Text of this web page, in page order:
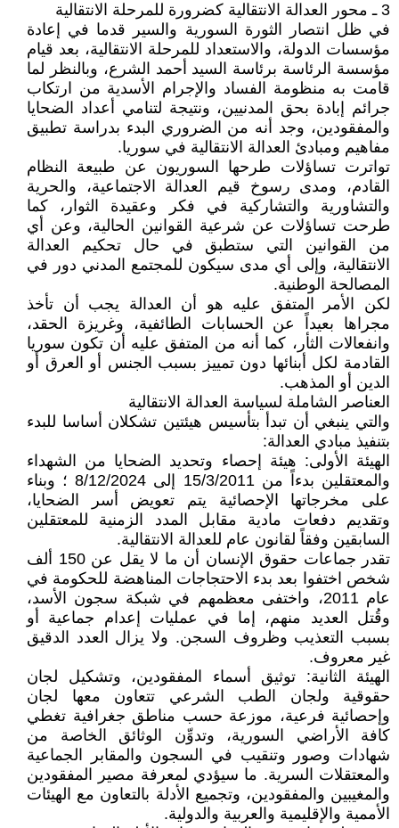
3 ـ محور العدالة الانتقالية كضرورة للمرحلة الانتقالية
في ظل انتصار الثورة السورية والسير قدما في إعادة
مؤسسات الدولة، والاستعداد للمرحلة الانتقالية، بعد قيام
مؤسسة الرئاسة برئاسة السيد أحمد الشرع، وبالنظر لما
قامت به منظومة الفساد والإجرام الأسدية من ارتكاب
جرائم إبادة بحق المدنيين، ونتيجة لتنامي أعداد الضحايا
والمفقودين، وجد أنه من الضروري البدء بدراسة تطبيق
مفاهيم ومبادئ العدالة الانتقالية في سوريا.
تواترت تساؤلات طرحها السوريون عن طبيعة النظام
القادم، ومدى رسوخ قيم العدالة الاجتماعية، والحرية
والتشاورية والتشاركية في فكر وعقيدة الثوار، كما
طرحت تساؤلات عن شرعية القوانين الحالية، وعن أي
من القوانين التي ستطبق في حال تحكيم العدالة
الانتقالية، وإلى أي مدى سيكون للمجتمع المدني دور في
المصالحة الوطنية.
لكن الأمر المتفق عليه هو أن العدالة يجب أن تأخذ
مجراها بعيداً عن الحسابات الطائفية، وغريزة الحقد،
وانفعالات الثأر، كما أنه من المتفق عليه أن تكون سوريا
القادمة لكل أبنائها دون تمييز بسبب الجنس أو العرق أو
الدين أو المذهب.
العناصر الشاملة لسياسة العدالة الانتقالية
والتي ينبغي أن تبدأ بتأسيس هيئتين تشكلان أساسا للبدء
بتنفيذ مبادي العدالة:
الهيئة الأولى: هيئة إحصاء وتحديد الضحايا من الشهداء
والمعتقلين بدءاً من 15/3/2011 إلى 8/12/2024 ؛ وبناء
على مخرجاتها الإحصائية يتم تعويض أسر الضحايا،
وتقديم دفعات مادية مقابل المدد الزمنية للمعتقلين
السابقين وفقاً لقانون عام للعدالة الانتقالية.
تقدر جماعات حقوق الإنسان أن ما لا يقل عن 150 ألف
شخص اختفوا بعد بدء الاحتجاجات المناهضة للحكومة في
عام 2011، واختفى معظمهم في شبكة سجون الأسد،
وقُتل العديد منهم، إما في عمليات إعدام جماعية أو
بسبب التعذيب وظروف السجن. ولا يزال العدد الدقيق
غير معروف.
الهيئة الثانية: توثيق أسماء المفقودين، وتشكيل لجان
حقوقية ولجان الطب الشرعي تتعاون معها لجان
وإحصائية فرعية، موزعة حسب مناطق جغرافية تغطي
كافة الأراضي السورية، وتدوِّن الوثائق الخاصة من
شهادات وصور وتنقيب في السجون والمقابر الجماعية
والمعتقلات السرية. ما سيؤدي لمعرفة مصير المفقودين
والمغيبين والمفقودين، وتجميع الأدلة بالتعاون مع الهيئات
الأممية والإقليمية والعربية والدولية.